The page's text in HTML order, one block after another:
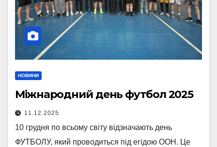
НОВИНИ
Міжнародний день футбол 2025
11.12.2025
10 грудня по всьому світу відзначають день
ФУТБОЛУ, який проводиться під егідою ООН. Це